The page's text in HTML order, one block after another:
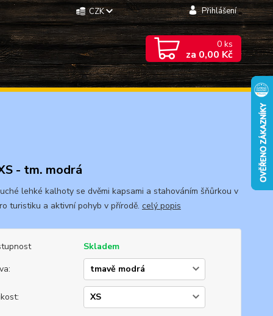
CZK Přihlášení
0 ks
za 0,00 Kč
- tm. modrá
lehké kalhoty se dvěmi kapsami a stahováním šňůrkou v
turistiku a aktivní pohyb v přírodě. celý popis
Skladem